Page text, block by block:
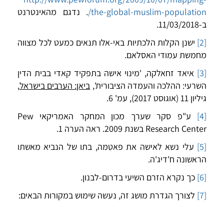
the-global-muslim-population/ . נדגם מהאינטרנט
ב-11/03/2018.
[2]
ישנן הקלות הלכתיות באי-אלו תנאים כמעט לכל מצווה
מחמשת עמודי האסלאם.
[3]
איאד זחאלקה, 'מינוי אישה בתפקיד קאדי בבית הדין
השרעי: ההלכה והעמדה הציבורית', ביאן: הערבים בישראל,
גיליון 11 (אוגוסט 2017), עמ' 6.
[4]
ע"פ סקר שערך מכון המחקר האמריקאי Pew
Research Center בשנת 2009. ראה הערה 1.
[5]
עלי נשא לאישה את פאטִמה, בתו של הנביא מאשתו
הראשונה ח'דיג'ה.
[6]
כך נקרא הזרם השיעי בדרום-לבנון.
[7]
לצורך הגדרת מושג זה, נעשה שימוש במקורות הבאים: